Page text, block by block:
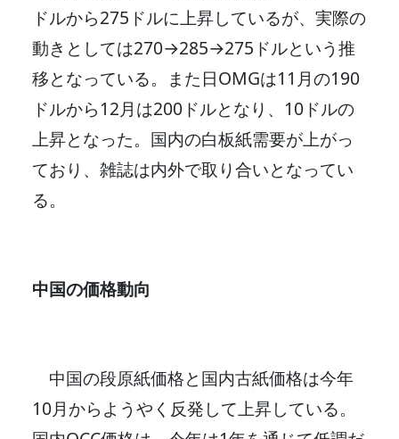
ドルから275ドルに上昇しているが、実際の
動きとしては270→285→275ドルという推
移となっている。また日OMGは11月の190
ドルから12月は200ドルとなり、10ドルの
上昇となった。国内の白板紙需要が上がっ
ており、雑誌は内外で取り合いとなってい
る。
中国の価格動向
中国の段原紙価格と国内古紙価格は今年
10月からようやく反発して上昇している。